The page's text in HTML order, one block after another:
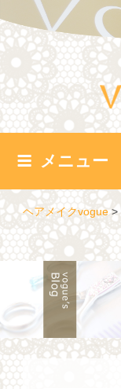
ン
テ
ツ
へ
ス
キ
メニュー
ヘアメイクvogue>